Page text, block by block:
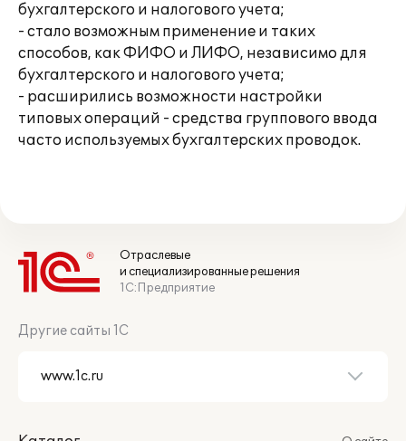
бухгалтерского и налогового учета;
- стало возможным применение и таких
способов, как ФИФО и ЛИФО, независимо для
бухгалтерского и налогового учета;
- расширились возможности настройки
типовых операций - средства группового ввода
часто используемых бухгалтерских проводок.
Отраслевые
и специализированные решения
1С:Предприятие
Другие сайты 1С